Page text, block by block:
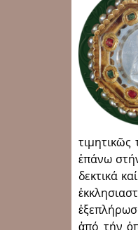
ἐπάνω
δεκτικά
ἀπό τήν